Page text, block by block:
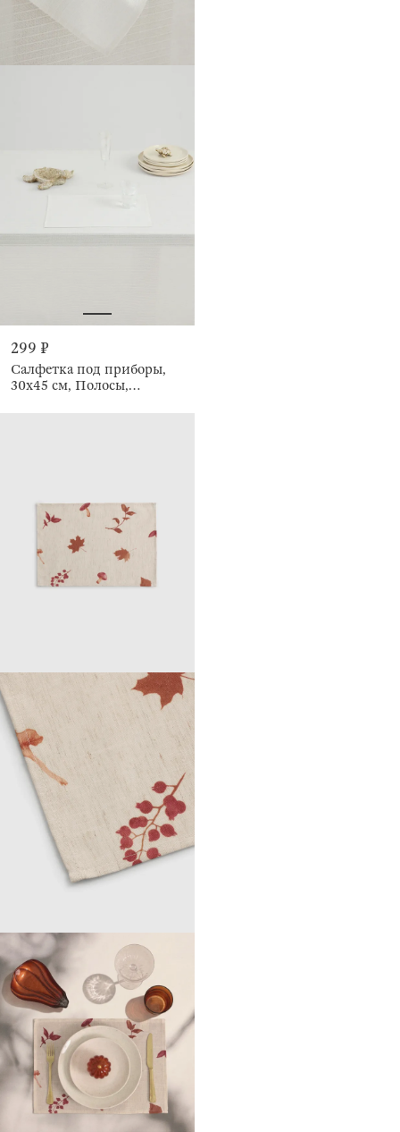
299 ₽
Салфетка под приборы,
30х45 см, Полосы,